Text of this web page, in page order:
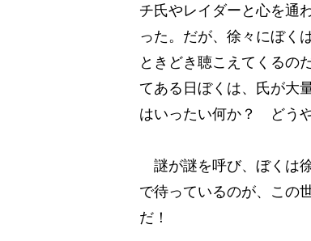
チ氏やレイダーと心を通
った。だが、徐々にぼく
ときどき聴こえてくるの
てある日ぼくは、氏が大
はいったい何か？ どう
謎が謎を呼び、ぼくは
で待っているのが、この
だ！